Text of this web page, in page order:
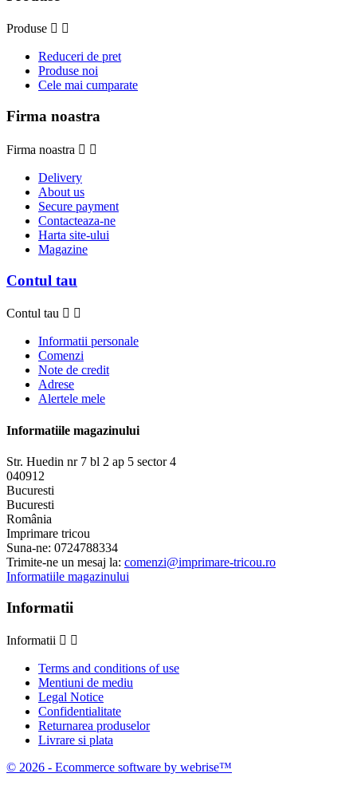
Produse  
Reduceri de pret
Produse noi
Cele mai cumparate
Firma noastra
Firma noastra  
Delivery
About us
Secure payment
Contacteaza-ne
Harta site-ului
Magazine
Contul tau
Contul tau  
Informatii personale
Comenzi
Note de credit
Adrese
Alertele mele
Informatiile magazinului
Str. Huedin nr 7 bl 2 ap 5 sector 4
040912
Bucuresti
Bucuresti
România
Imprimare tricou
Suna-ne: 0724788334
Trimite-ne un mesaj la: comenzi@imprimare-tricou.ro
Informatiile magazinului
Informatii
Informatii  
Terms and conditions of use
Mentiuni de mediu
Legal Notice
Confidentialitate
Returnarea produselor
Livrare si plata
© 2026 - Ecommerce software by webrise™